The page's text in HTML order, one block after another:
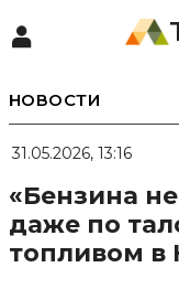
НОВОСТИ
31.05.2026, 13:16
«Бензина
даже по
топливом в